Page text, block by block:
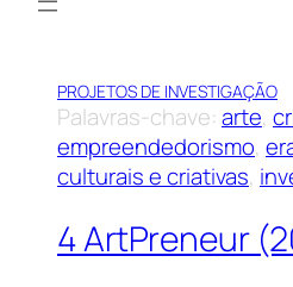
PROJETOS DE INVESTIGAÇÃO
Palavras-chave: arte,
empreendedorismo,
culturais e criativas,
4 ArtPreneur